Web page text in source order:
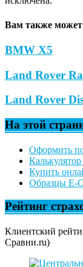
Вам также может
BMW X5
Land Rover
Land Rover
На этой
Оформить
Купить
Образцы
Рейтинг
Клиентский
Сравни.ru)